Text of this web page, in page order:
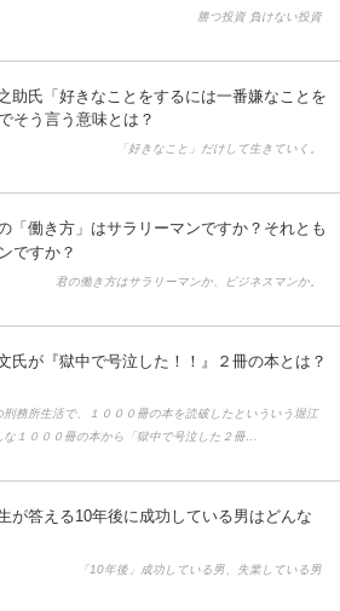
勝つ投資 負けない投資
助氏「好きなことをするには一番嫌なことを
そう言う意味とは？
「好きなこと」だけして生きていく。
「働き方」はサラリーマンですか？それとも
ですか？
君の働き方はサラリーマンか、ビジネスマンか。
氏が『獄中で号泣した！！』２冊の本とは？
刑務所生活で、１０００冊の本を読破したといういう堀江
な１０００冊の本から「獄中で号泣した２冊…
が答える10年後に成功している男はどんな
「10年後」成功している男、失業している男